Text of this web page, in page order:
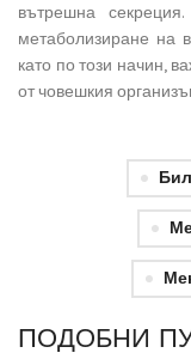
вътрешна
метаболизиране на
като по този начин,
от човешкия
ПОДОБНИ